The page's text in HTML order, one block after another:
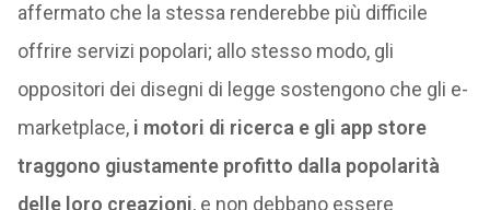
affermato che la stessa renderebbe più difficile
offrire servizi popolari; allo stesso modo, gli
oppositori dei disegni di legge sostengono che gli e-
marketplace, i motori di ricerca e gli app store
traggono giustamente profitto dalla popolarità
delle loro creazioni, e non debbano essere